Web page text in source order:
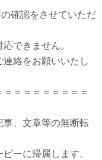
確認をさせていただ
できません。
絡をお願いいたし
＝＝＝＝＝＝＝＝
事、文章等の無断転
ーに帰属します。